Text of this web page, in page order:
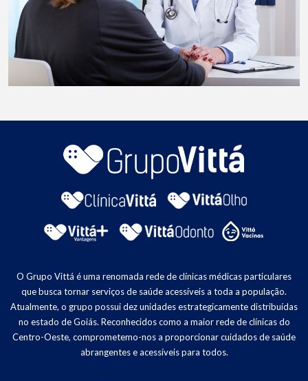
O Grupo Vittá é uma renomada rede de clínicas médicas particulares
que busca tornar serviços de saúde acessíveis a toda a população.
Atualmente, o grupo possui dez unidades estrategicamente distribuídas
no estado de Goiás. Reconhecidos como a maior rede de clínicas do
Centro-Oeste, comprometemo-nos a proporcionar cuidados de saúde
abrangentes e acessíveis para todos.